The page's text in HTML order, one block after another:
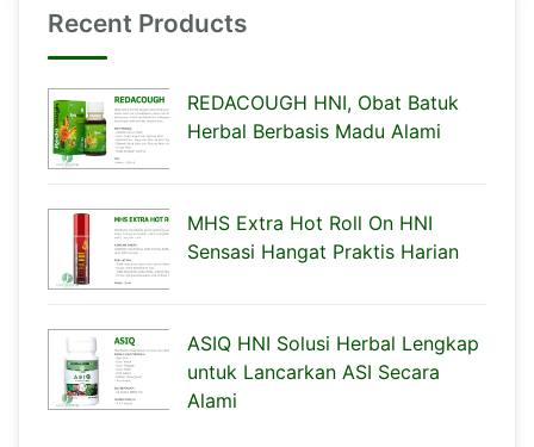
Recent Products
REDACOUGH HNI, Obat Batuk
Herbal Berbasis Madu Alami
MHS Extra Hot Roll On HNI
Sensasi Hangat Praktis Harian
ASIQ HNI Solusi Herbal Lengkap
untuk Lancarkan ASI Secara
Alami